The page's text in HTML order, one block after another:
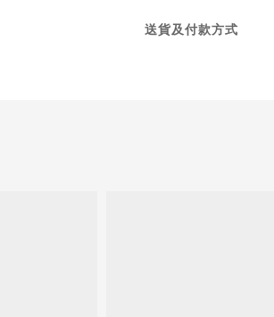
送貨及付款方式